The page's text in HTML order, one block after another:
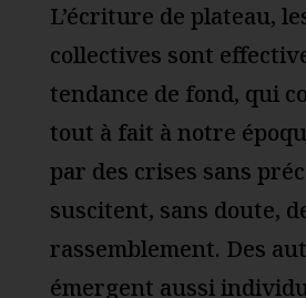
L’écriture de plateau,
collectives sont
tendance de fond, qui
tout à fait à notre
par des crises sans
suscitent, sans doute,
rassemblement. Des
émergent aussi